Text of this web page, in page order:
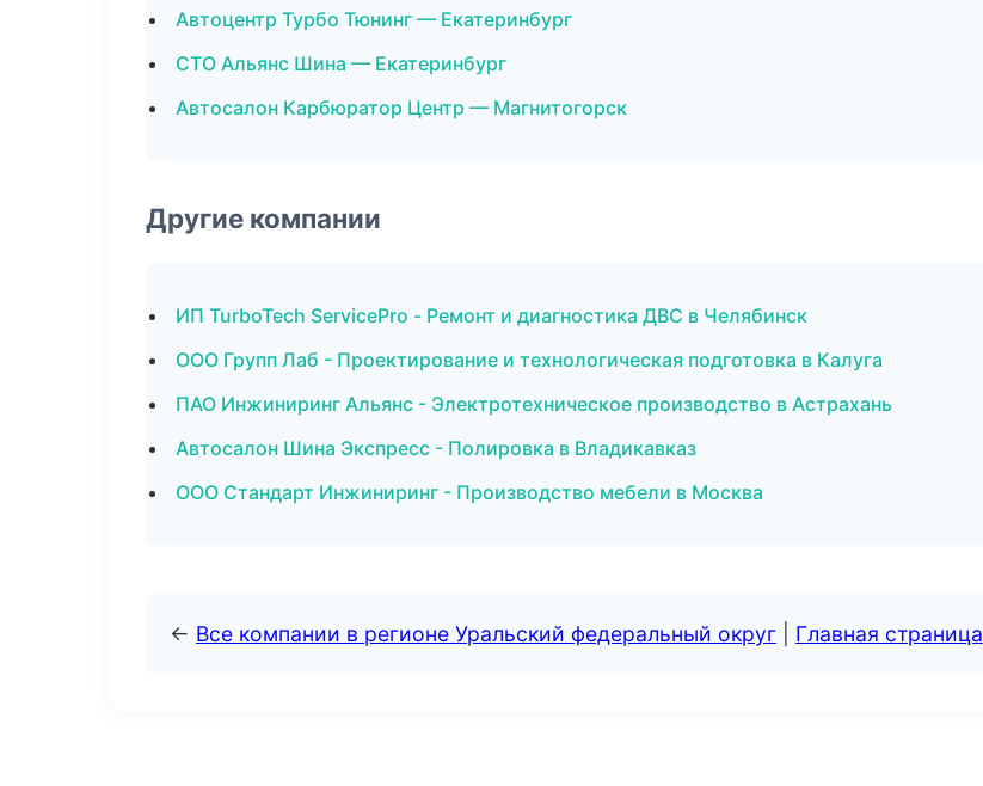
Автоцентр Турбо Тюнинг — Екатеринбург
СТО Альянс Шина — Екатеринбург
Автосалон Карбюратор Центр — Магнитогорск
Другие компании
ИП TurboTech ServicePro - Ремонт и диагностика ДВС в Челябинск
ООО Групп Лаб - Проектирование и технологическая подготовка в Калуга
ПАО Инжиниринг Альянс - Электротехническое производство в Астрахань
Автосалон Шина Экспресс - Полировка в Владикавказ
ООО Стандарт Инжиниринг - Производство мебели в Москва
← Все компании в регионе Уральский федеральный округ Главная страница